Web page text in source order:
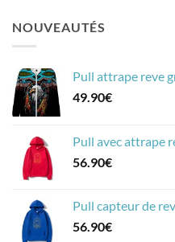
NOUVEAUTÉS
Pull attrape reve
49.90€
Pull avec attrape
56.90€
Pull capteur de
56.90€